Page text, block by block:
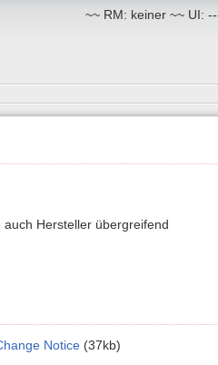
~~ RM: keiner ~~ UI:
Hersteller übergreifend
Notice (37kb)